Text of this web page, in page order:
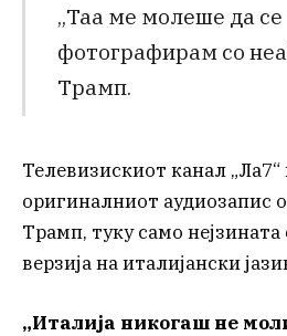
„Таа ме молеше да се
фотографирам со
Трамп.
Телевизискиот канал „Ла7“
оригиналниот аудиозапис
Трамп, туку само
верзија на италијански
„Италија никогаш не